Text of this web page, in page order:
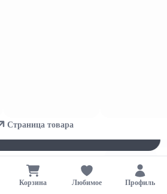
Корзина Любимое Профиль
Настройки
Страница товара